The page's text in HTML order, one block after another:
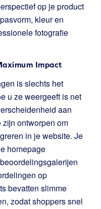
op je product
kleur en
fotografie
Impact
is slechts het
u ze weergeeft is net
aan
ontworpen om
in je website. Je
homepage
op
bevatten slimme
zodat shoppers snel